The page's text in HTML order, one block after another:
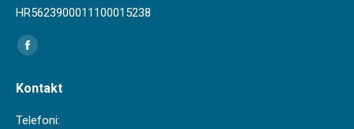
HR5623900011100015238
Find us on:
Facebook
opens
in
Kontakt
Telefoni: